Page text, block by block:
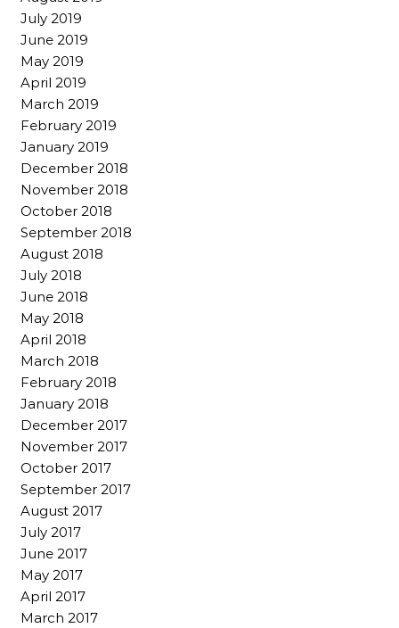
July 2019
June 2019
May 2019
April 2019
March 2019
February 2019
January 2019
December 2018
November 2018
October 2018
September 2018
August 2018
July 2018
June 2018
May 2018
April 2018
March 2018
February 2018
January 2018
December 2017
November 2017
October 2017
September 2017
August 2017
July 2017
June 2017
May 2017
April 2017
March 2017